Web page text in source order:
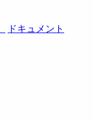
ドキュメント